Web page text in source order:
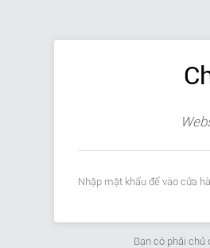
Nhập mật khẩu để vào cửa
Bạn có phải chủ